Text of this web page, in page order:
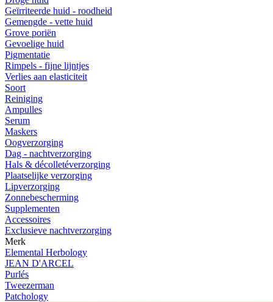
Geïrriteerde huid - roodheid
Gemengde - vette huid
Grove poriën
Gevoelige huid
Pigmentatie
Rimpels - fijne lijntjes
Verlies aan elasticiteit
Soort
Reiniging
Ampulles
Serum
Maskers
Oogverzorging
Dag - nachtverzorging
Hals & décolletéverzorging
Plaatselijke verzorging
Lipverzorging
Zonnebescherming
Supplementen
Accessoires
Exclusieve nachtverzorging
Merk
Elemental Herbology
JEAN D'ARCEL
Purlés
Tweezerman
Patchology